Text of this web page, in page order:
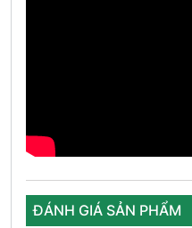
ĐÁNH GIÁ SẢN PHẨM